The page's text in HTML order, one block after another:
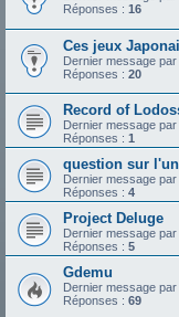
Réponses : 16
Ces jeux
Dernier message par
Réponses : 20
Record of
Dernier message par
Réponses : 1
question sur
Dernier message par
Réponses : 4
Project Deluge
Dernier message par
Réponses : 5
Gdemu
Dernier message par
Réponses : 69